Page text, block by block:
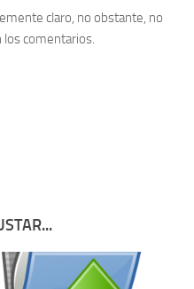
claro, no obstante, no
comentarios.